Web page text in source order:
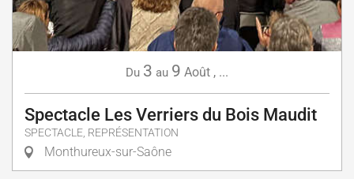
Du 3 au 9 Août , ...
Spectacle Les Verriers du Bois Maudit
SPECTACLE, REPRÉSENTATION
Monthureux-sur-Saône